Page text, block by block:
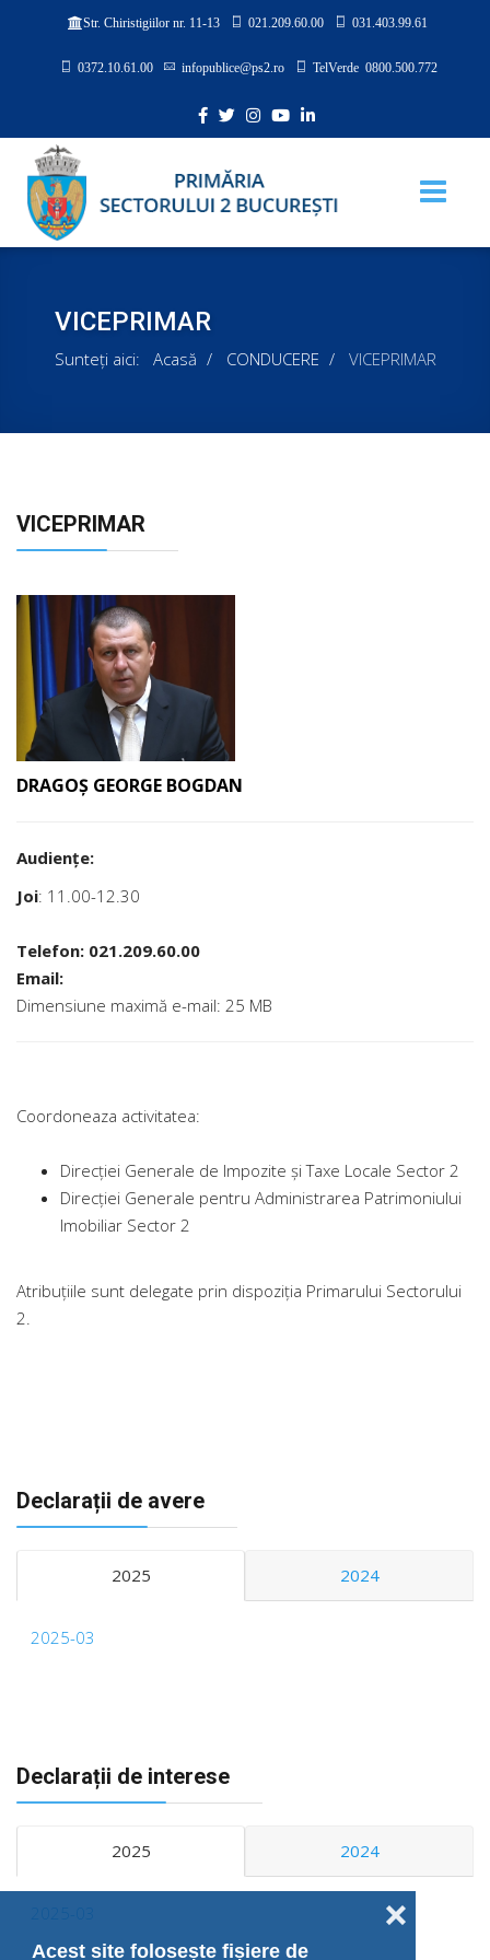
Acest site folosește fișiere de
❌
Str. Chiristigiilor nr. 11-13 021.209.60.00 031.403.99.61
0372.10.61.00 infopublice@ps2.ro TelVerde 0800.500.772
VICEPRIMAR
Sunteți aici: Acasă CONDUCERE VICEPRIMAR
VICEPRIMAR
DRAGOŞ GEORGE BOGDAN
Audienţe:
Joi: 11.00-12.30
Telefon: 021.209.60.00
Email:
Dimensiune maximă e-mail: 25 MB
Coordoneaza activitatea:
Direcţiei Generale de Impozite şi Taxe Locale Sector 2
Direcţiei Generale pentru Administrarea Patrimoniului
Imobiliar Sector 2
Atribuţiile sunt delegate prin dispoziţia Primarului Sectorului
2.
Declarații de avere
2025 2024
2025-03
Declarații de interese
2025 2024